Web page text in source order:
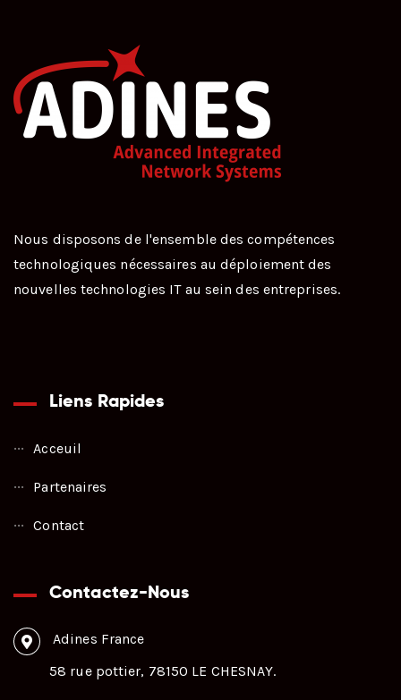
Nous disposons de l'ensemble des compétences
technologiques nécessaires au déploiement des
nouvelles technologies IT au sein des entreprises.
Liens Rapides
Acceuil
Partenaires
Contact
Contactez-Nous
Adines France
58 rue pottier, 78150 LE CHESNAY.